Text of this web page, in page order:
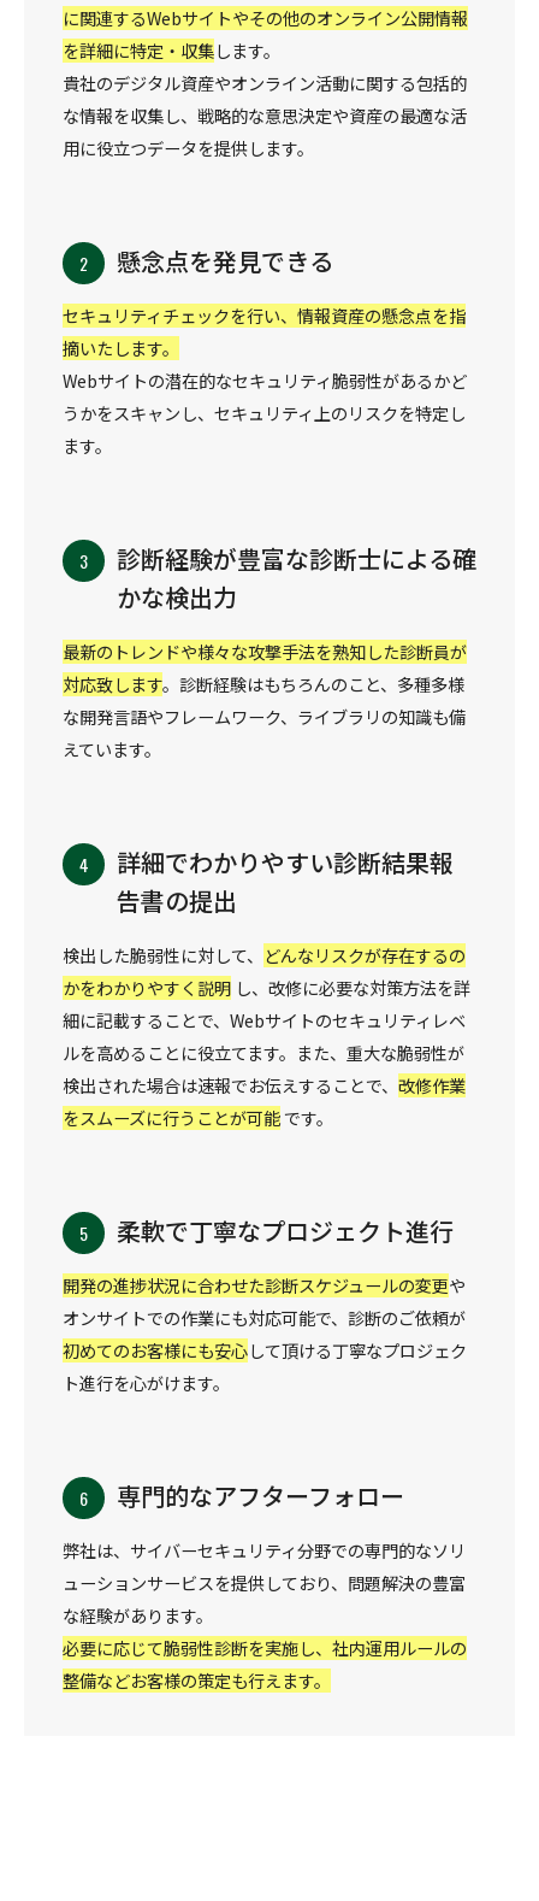
に関連するWebサイトやその他のオンライン公開情報
を詳細に特定・収集します。
貴社のデジタル資産やオンライン活動に関する包括的
な情報を収集し、戦略的な意思決定や資産の最適な活
用に役立つデータを提供します。
懸念点を発見できる
セキュリティチェックを行い、情報資産の懸念点を指
摘いたします。
Webサイトの潜在的なセキュリティ脆弱性があるかど
うかをスキャンし、セキュリティ上のリスクを特定し
ます。
診断経験が豊富な診断士による確
かな検出力
最新のトレンドや様々な攻撃手法を熟知した診断員が
対応致します。診断経験はもちろんのこと、多種多様
な開発言語やフレームワーク、ライブラリの知識も備
えています。
詳細でわかりやすい診断結果報
告書の提出
検出した脆弱性に対して、 どんなリスクが存在するの
かをわかりやすく説明 し、改修に必要な対策方法を詳
細に記載することで、Webサイトのセキュリティレベ
ルを高めることに役立てます。また、重大な脆弱性が
検出された場合は速報でお伝えすることで、 改修作業
をスムーズに行うことが可能 です。
柔軟で丁寧なプロジェクト進行
開発の進捗状況に合わせた診断スケジュールの変更や
オンサイトでの作業にも対応可能で、診断のご依頼が
初めてのお客様にも安心して頂ける丁寧なプロジェク
ト進行を心がけます。
専門的なアフターフォロー
弊社は、サイバーセキュリティ分野での専門的なソリ
ューションサービスを提供しており、問題解決の豊富
な経験があります。
必要に応じて脆弱性診断を実施し、社内運用ルールの
整備などお客様の策定も行えます。